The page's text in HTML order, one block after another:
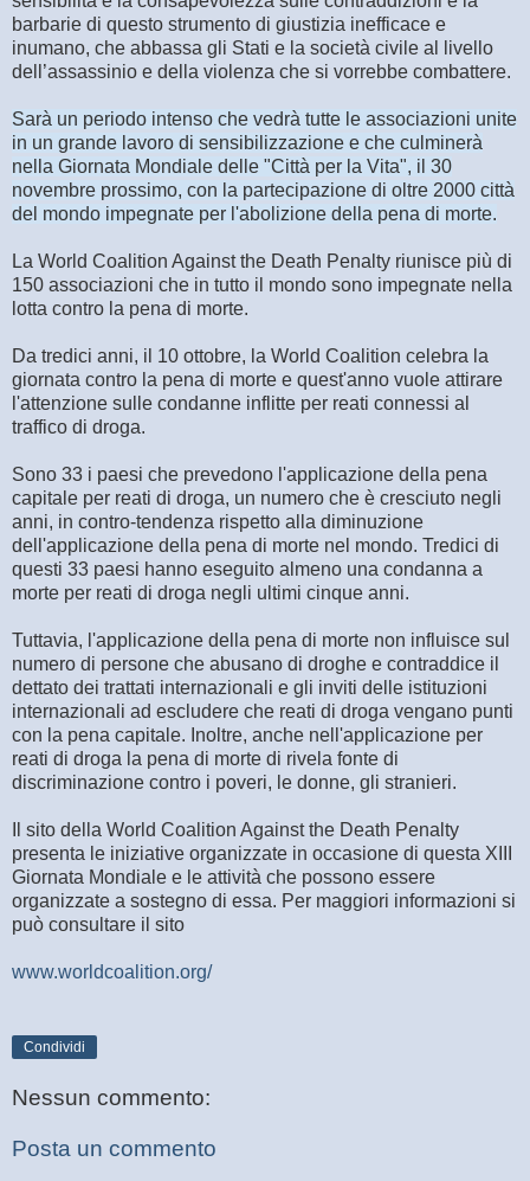
barbarie di questo strumento di giustizia inefficace e
inumano, che abbassa gli Stati e la società civile al livello
dell’assassinio e della violenza che si vorrebbe combattere.
Sarà un periodo intenso che vedrà tutte le associazioni unite
in un grande lavoro di sensibilizzazione e che culminerà
nella Giornata Mondiale delle "Città per la Vita", il 30
novembre prossimo, con la partecipazione di oltre 2000 città
del mondo impegnate per l'abolizione della pena di morte.
La World Coalition Against the Death Penalty riunisce più di
150 associazioni che in tutto il mondo sono impegnate nella
lotta contro la pena di morte.
Da tredici anni, il 10 ottobre, la World Coalition celebra la
giornata contro la pena di morte e quest'anno vuole attirare
l'attenzione sulle condanne inflitte per reati connessi al
traffico di droga.
Sono 33 i paesi che prevedono l'applicazione della pena
capitale per reati di droga, un numero che è cresciuto negli
anni, in contro-tendenza rispetto alla diminuzione
dell'applicazione della pena di morte nel mondo. Tredici di
questi 33 paesi hanno eseguito almeno una condanna a
morte per reati di droga negli ultimi cinque anni.
Tuttavia, l'applicazione della pena di morte non influisce sul
numero di persone che abusano di droghe e contraddice il
dettato dei trattati internazionali e gli inviti delle istituzioni
internazionali ad escludere che reati di droga vengano punti
con la pena capitale. Inoltre, anche nell'applicazione per
reati di droga la pena di morte di rivela fonte di
discriminazione contro i poveri, le donne, gli stranieri.
Il sito della World Coalition Against the Death Penalty
presenta le iniziative organizzate in occasione di questa XIII
Giornata Mondiale e le attività che possono essere
organizzate a sostegno di essa. Per maggiori informazioni si
può consultare il sito
www.worldcoalition.org/
Condividi
Nessun commento:
Posta un commento